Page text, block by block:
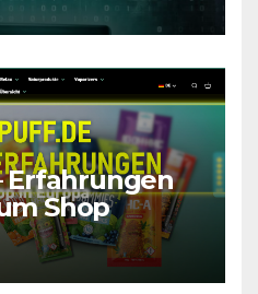
Erfahrungen
Shop